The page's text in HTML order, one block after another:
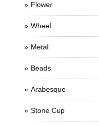
Flower
Wheel
Metal
Beads
Arabesque
Stone Cup